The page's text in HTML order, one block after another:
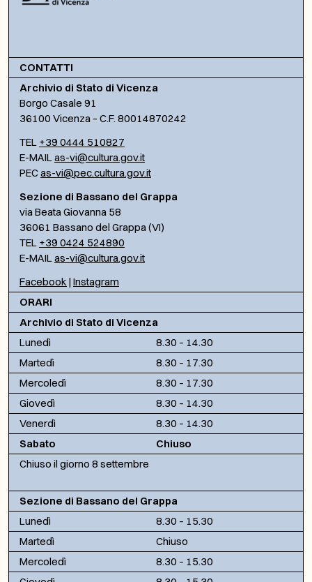
CONTATTI
Archivio di Stato di Vicenza
Borgo Casale 91
36100 Vicenza – C.F. 80014870242
TEL +39 0444 510827
E-MAILas-vi@cultura.gov.it
PECas-vi@pec.cultura.gov.it
Sezione di Bassano del Grappa
via Beata Giovanna 58
36061 Bassano del Grappa (VI)
TEL +39 0424 524890
E-MAILas-vi@cultura.gov.it
Facebook | Instagram
ORARI
Archivio di Stato di Vicenza
Lunedì
8.30 – 14.30
Martedì
8.30 – 17.30
Mercoledì
8.30 – 17.30
Giovedì
8.30 – 14.30
Venerdì
8.30 – 14.30
Sabato
Chiuso
Chiuso il giorno 8 settembre
Sezione di Bassano del Grappa
Lunedì
8.30 – 15.30
Martedì
Chiuso
Mercoledì
8.30 – 15.30